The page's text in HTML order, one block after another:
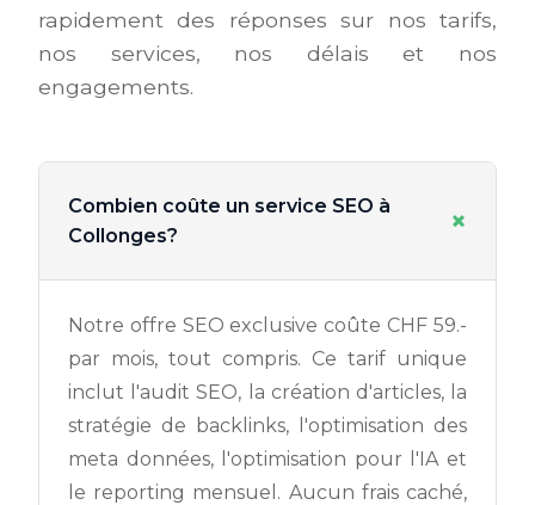
rapidement des réponses sur nos tarifs,
nos services, nos délais et nos
engagements.
Combien coûte un service SEO à
Collonges?
+
Notre offre SEO exclusive coûte CHF 59.-
par mois, tout compris. Ce tarif unique
inclut l'audit SEO, la création d'articles, la
stratégie de backlinks, l'optimisation des
meta données, l'optimisation pour l'IA et
le reporting mensuel. Aucun frais caché,